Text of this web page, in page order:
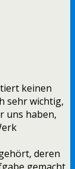
keinen
sehr wichtig,
uns haben,
deren